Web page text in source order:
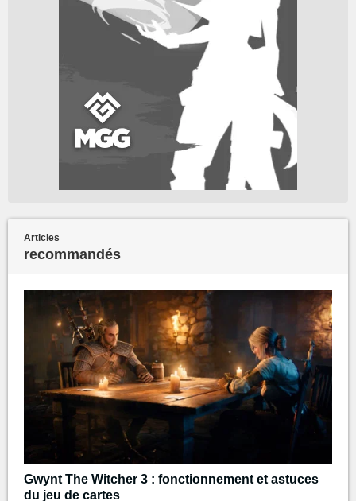
Articles
recommandés
Gwynt The Witcher 3 : fonctionnement et astuces
du jeu de cartes